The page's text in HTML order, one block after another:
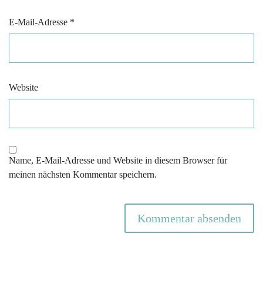
E-Mail-Adresse *
Website
Name, E-Mail-Adresse und Website in diesem Browser für
meinen nächsten Kommentar speichern.